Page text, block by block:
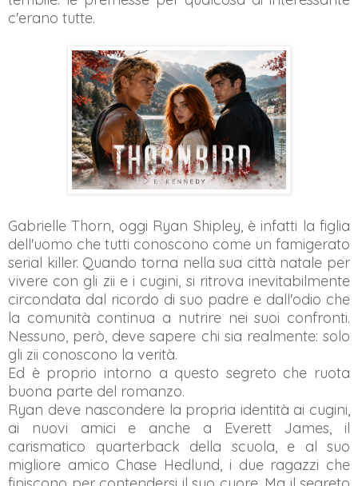
c'erano tutte.
Gabrielle Thorn, oggi Ryan Shipley, è infatti la figlia
dell'uomo che tutti conoscono come un famigerato
serial killer. Quando torna nella sua città natale per
vivere con gli zii e i cugini, si ritrova inevitabilmente
circondata dal ricordo di suo padre e dall'odio che
la comunità continua a nutrire nei suoi confronti.
Nessuno, però, deve sapere chi sia realmente: solo
gli zii conoscono la verità.
Ed è proprio intorno a questo segreto che ruota
buona parte del romanzo.
Ryan deve nascondere la propria identità ai cugini,
ai nuovi amici e anche a Everett James, il
carismatico quarterback della scuola, e al suo
migliore amico Chase Hedlund, i due ragazzi che